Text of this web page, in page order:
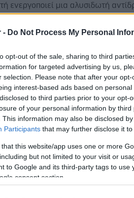
- Do Not Process My Personal
opt-out of the sale, sharing to third
for targeted advertising by us,
selection. Please note that after your
interest-based ads based on
to third parties prior to your opt-
of your personal information by third
This information may also be disclosed
Participants that may further disclose it
that this website/app uses one or more
but not limited to your visit or
to Google and its third-party tags to
consent section.
ενεργοποιεί μια αλυσιδωτή
και ενεργοποιούνται
μοντέλα σε ποντίκια, η
σημαντικά την ακτινογενή
την αποτελεσματικότητα της
αυτό καθιστά την πρωτεΐνη
στόχο στο μέλλον.
ερευνητές από το ιατρικό